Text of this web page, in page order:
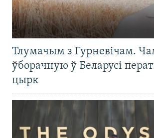
Тлумачым з Гурневічам.
ўборачную ў Беларусі
цырк